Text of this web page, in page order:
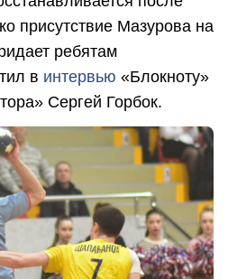
присутствие Мазурова на
ребятам
в интервью «Блокноту»
Сергей Горбок.